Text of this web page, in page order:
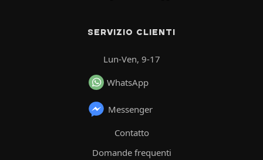
SERVIZIO CLIENTI
Lun-Ven, 9-17
WhatsApp
Messenger
Contatto
Domande frequenti